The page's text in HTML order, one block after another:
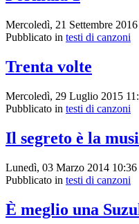
Mercoledì, 21 Settembre
Pubblicato in testi di canzoni
Trenta volte
Mercoledì, 29 Luglio 2015
Pubblicato in testi di canzoni
Il segreto è la
Lunedì, 03 Marzo 2014 10:36
Pubblicato in testi di canzoni
È meglio una